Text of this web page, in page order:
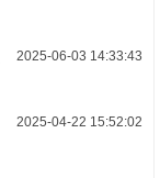
2025-06-03 14:33:43
2025-04-22 15:52:02